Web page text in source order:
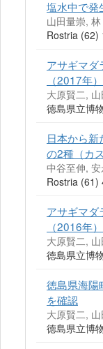
塩水中で発
山田量崇,
Rostria (62)
アサギマ
（2017年）
大原賢二,
徳島県立博
日本から
の2種（カ
中谷至伸,
Rostria (61)
アサギマ
（2016年）
大原賢二,
徳島県立博
徳島県海陽
を確認
大原賢二,
徳島県立博